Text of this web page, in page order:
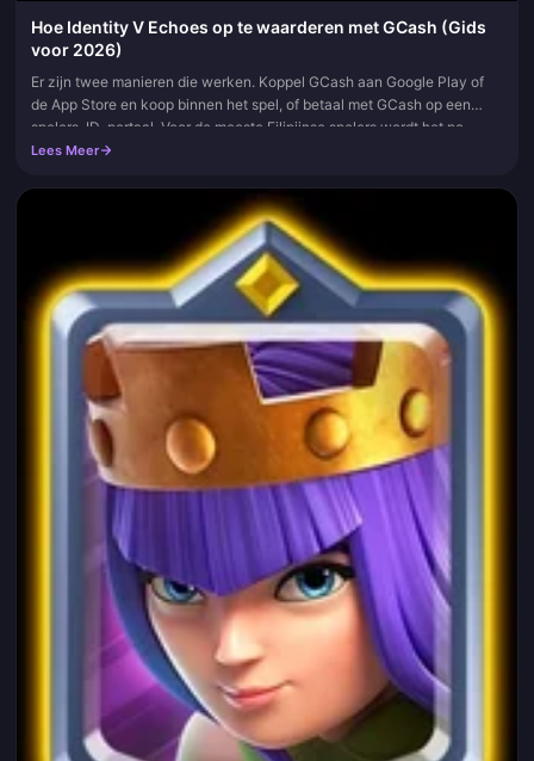
Hoe Identity V Echoes op te waarderen met GCash (Gids
voor 2026)
Er zijn twee manieren die werken. Koppel GCash aan Google Play of
de App Store en koop binnen het spel, of betaal met GCash op een
spelers-ID-portaal. Voor de meeste Filipijnse spelers wordt het po...
Lees Meer